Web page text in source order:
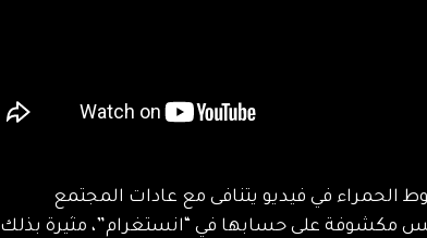
في فيديو يتنافى مع عادات المجتمع
مكشوفة على حسابها في “انستغرام”، مثيرة بذلك